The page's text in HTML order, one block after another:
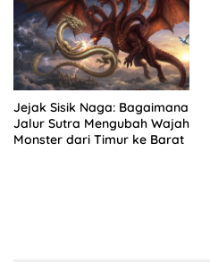
Jejak Sisik Naga: Bagaimana
Jalur Sutra Mengubah Wajah
Monster dari Timur ke Barat